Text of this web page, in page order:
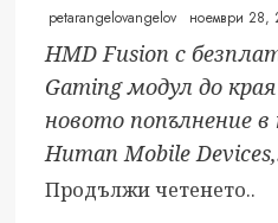
petarangelovangelov ноември 28,
HMD Fusion с
Gaming модул до
новото попълнение
Human Mobile
Продължи четенето..